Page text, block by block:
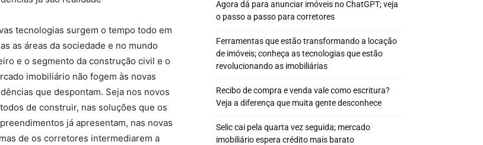
tecnologias surgem o tempo todo em
as áreas da sociedade e no mundo
e o segmento da construção civil e o
imobiliário não fogem às novas
que despontam. Seja nos novos
de construir, nas soluções que os
já apresentam, nas novas
de os corretores intermediarem a
Agora dá para anunciar imóveis no ChatGPT; veja
o passo a passo para corretores
Ferramentas que estão transformando a locação
de imóveis; conheça as tecnologias que estão
revolucionando as imobiliárias
Recibo de compra e venda vale como escritura?
Veja a diferença que muita gente desconhece
Selic cai pela quarta vez seguida; mercado
imobiliário espera crédito mais barato